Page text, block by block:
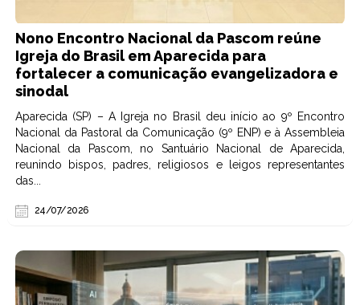
Nono Encontro Nacional da Pascom reúne
Igreja do Brasil em Aparecida para
fortalecer a comunicação evangelizadora e
sinodal
Aparecida (SP) – A Igreja no Brasil deu início ao 9º Encontro
Nacional da Pastoral da Comunicação (9º ENP) e à Assembleia
Nacional da Pascom, no Santuário Nacional de Aparecida,
reunindo bispos, padres, religiosos e leigos representantes
das...
24/07/2026